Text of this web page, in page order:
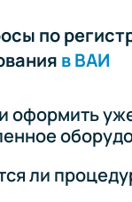
по
в ВАИ
оформить
ли